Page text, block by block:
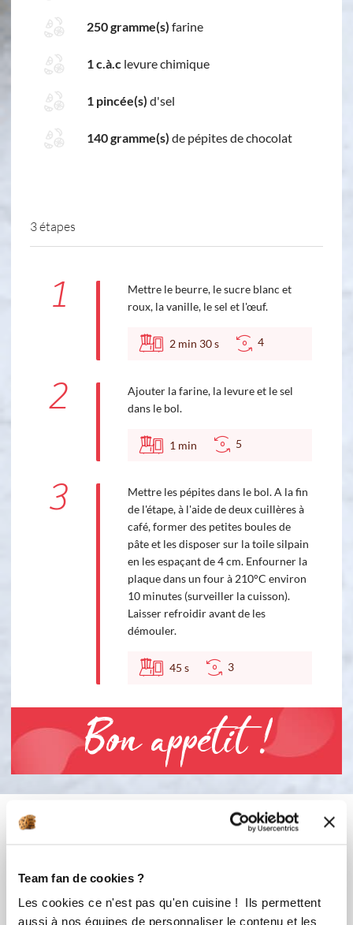
Team fan de cookies ?
Les cookies ce n'est pas qu'en cuisine ! Ils permettent
aussi à nos équipes de personnaliser le contenu et les
250 gramme(s) farine
1 c.à.c levure chimique
1 pincée(s) d'sel
140 gramme(s) de pépites de chocolat
3 étapes
1
Mettre le beurre, le sucre blanc et
roux, la vanille, le sel et l'œuf.
2 min 30s 4
2
Ajouter la farine, la levure et le sel
dans le bol.
1 min 5
3
Mettre les pépites dans le bol. A la fin
de l'étape, à l'aide de deux cuillères à
café, former des petites boules de
pâte et les disposer sur la toile silpain
en les espaçant de 4 cm. Enfourner la
plaque dans un four à 210°C environ
10 minutes (surveiller la cuisson).
Laisser refroidir avant de les
démouler.
45 s 3
Bon appétit !
Vous aimerez aussi ...